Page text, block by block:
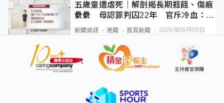
五歲童遭虐死｜解剖揭長期捱餓、傷痕
纍纍 母認罪判囚22年 官斥冷血：同
類案最惡劣
新聞資訊 港聞 首頁新聞 2026年08月05日